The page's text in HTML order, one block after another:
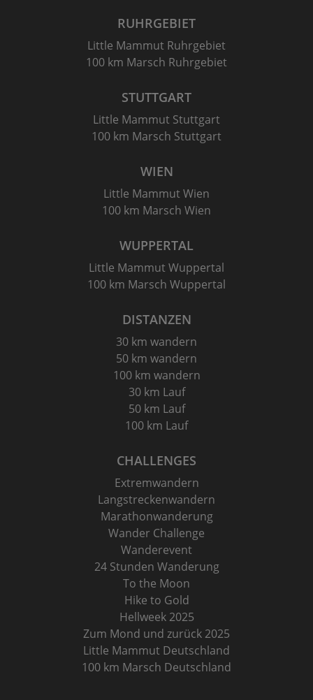
RUHRGEBIET
Little Mammut Ruhrgebiet
100 km Marsch Ruhrgebiet
STUTTGART
Little Mammut Stuttgart
100 km Marsch Stuttgart
WIEN
Little Mammut Wien
100 km Marsch Wien
WUPPERTAL
Little Mammut Wuppertal
100 km Marsch Wuppertal
DISTANZEN
30 km wandern
50 km wandern
100 km wandern
30 km Lauf
50 km Lauf
100 km Lauf
CHALLENGES
Extremwandern
Langstreckenwandern
Marathonwanderung
Wander Challenge
Wanderevent
24 Stunden Wanderung
To the Moon
Hike to Gold
Hellweek 2025
Zum Mond und zurück 2025
Little Mammut Deutschland
100 km Marsch Deutschland